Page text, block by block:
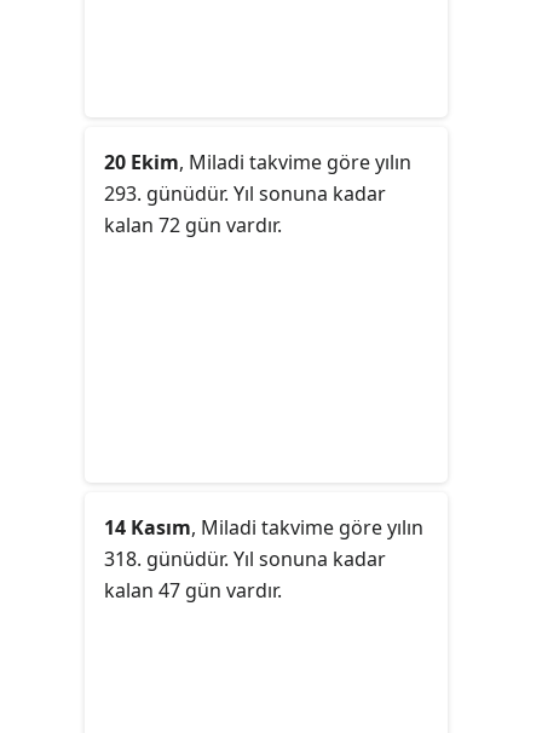
20 Ekim, Miladi takvime göre yılın
293. günüdür. Yıl sonuna kadar
kalan 72 gün vardır.
14 Kasım, Miladi takvime göre yılın
318. günüdür. Yıl sonuna kadar
kalan 47 gün vardır.